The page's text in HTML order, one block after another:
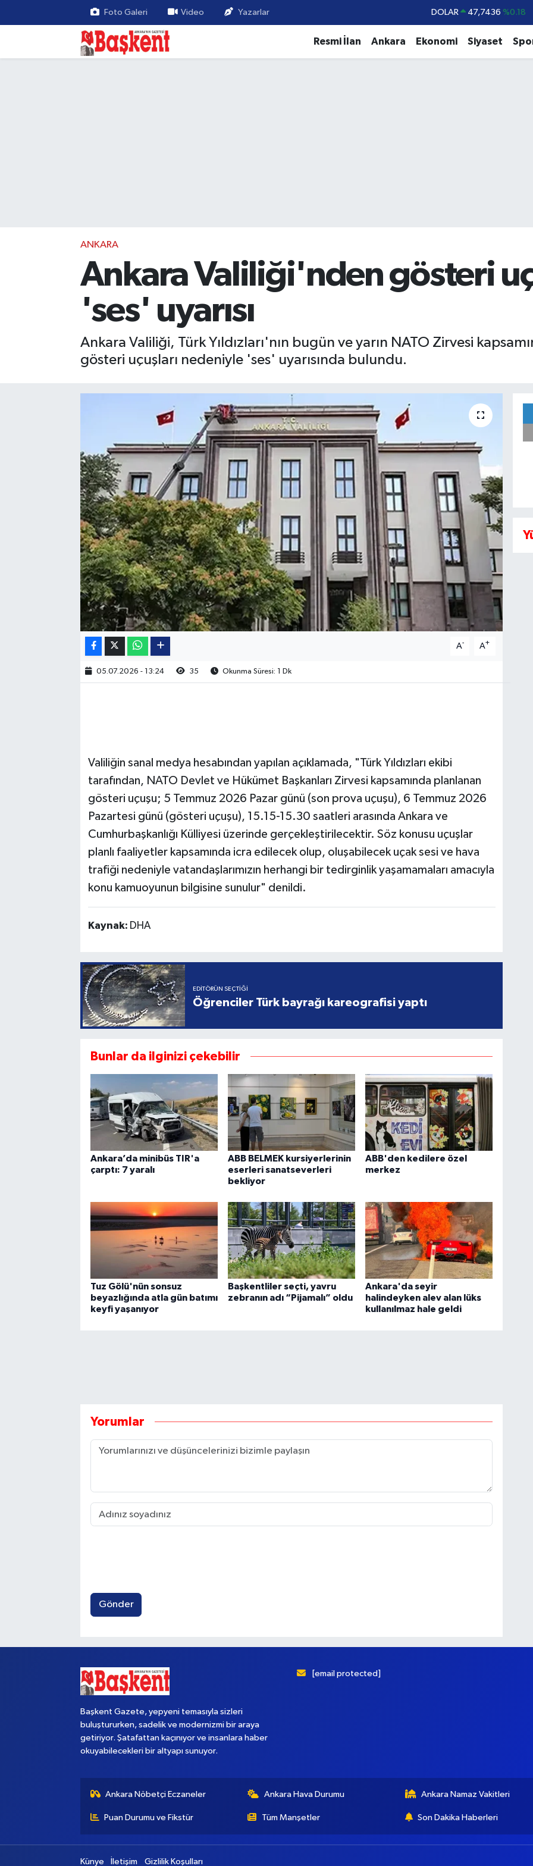
Foto Galeri Video Yazarlar DOLAR 47,7436 %0.18
Resmi İlan Ankara Ekonomi Siyaset
ANKARA
Ankara Valiliği'nden gösteri
'ses' uyarısı
Ankara Valiliği, Türk Yıldızları'nın bugün ve yarın NATO Zirvesi
gösteri uçuşları nedeniyle 'ses' uyarısında bulundu.
A- A+
05.07.2026 - 13:24 35 Okunma Süresi: 1 Dk
Valiliğin sanal medya hesabından yapılan açıklamada, "Türk Yıldızları ekibi
tarafından, NATO Devlet ve Hükümet Başkanları Zirvesi kapsamında planlanan
gösteri uçuşu; 5 Temmuz 2026 Pazar günü (son prova uçuşu), 6 Temmuz 2026
Pazartesi günü (gösteri uçuşu), 15.15-15.30 saatleri arasında Ankara ve
Cumhurbaşkanlığı Külliyesi üzerinde gerçekleştirilecektir. Söz konusu uçuşlar
planlı faaliyetler kapsamında icra edilecek olup, oluşabilecek uçak sesi ve hava
trafiği nedeniyle vatandaşlarımızın herhangi bir tedirginlik yaşamamaları amacıyla
konu kamuoyunun bilgisine sunulur" denildi.
Kaynak: DHA
EDITÖRÜN SEÇTIĞI
Öğrenciler Türk bayrağı kareografisi yaptı
Bunlar da ilginizi çekebilir
Ankara’da minibüs TIR'a
çarptı: 7 yaralı
ABB BELMEK kursiyerlerinin
eserleri sanatseverleri
bekliyor
ABB'den kedilere özel
merkez
Tuz Gölü'nün sonsuz
beyazlığında atla gün batımı
keyfi yaşanıyor
Başkentliler seçti, yavru
zebranın adı “Pijamalı” oldu
Ankara'da seyir
halindeyken alev alan lüks
kullanılmaz hale geldi
Yorumlar
Gönder
Başkent Gazete, yepyeni temasıyla sizleri
buluştururken, sadelik ve modernizmi bir araya
getiriyor. Şatafattan kaçınıyor ve insanlara haber
okuyabilecekleri bir altyapı sunuyor.
[email protected]
Ankara Nöbetçi Eczaneler Ankara Hava Durumu Ankara Namaz Vakitleri
Puan Durumu ve Fikstür Tüm Manşetler Son Dakika Haberleri
Künye İletişim Gizlilik Koşulları